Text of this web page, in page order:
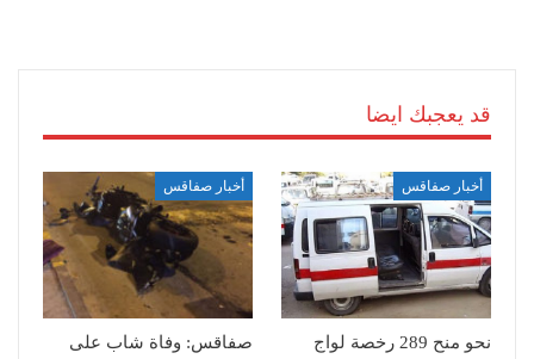
قد يعجبك ايضا
أخبار صفاقس
نحو منح 289 رخصة لواج
أخبار صفاقس
صفاقس: وفاة شاب على